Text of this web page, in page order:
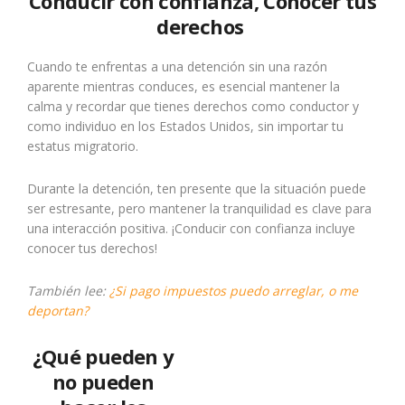
derechos
Cuando te enfrentas a una detención sin una razón
aparente mientras conduces, es esencial mantener la
calma y recordar que tienes derechos como conductor y
como individuo en los Estados Unidos, sin importar tu
estatus migratorio.
Durante la detención, ten presente que la situación puede
ser estresante, pero mantener la tranquilidad es clave para
una interacción positiva. ¡Conducir con confianza incluye
conocer tus derechos!
También lee: ¿Si pago impuestos puedo arreglar, o me
deportan?
¿Qué pueden y
no pueden